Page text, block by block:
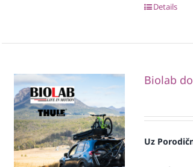
Details
Biolab
Uz